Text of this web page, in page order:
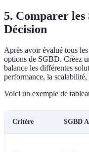
5. Comparer les
Décision
Après avoir évalué tous
options de SGBD. Créez
balance les différentes
performance, la scalabilité,
Voici un exemple de
Critère SGBD